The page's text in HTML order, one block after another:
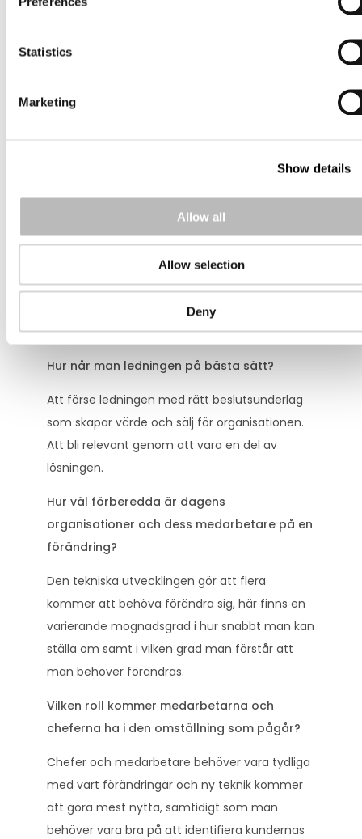
Statistics
Marketing
Show details
Allow all
Allow selection
Deny
hänga ihop.Att få hela organisationen att
använda sig av datadrivna beslut.
Oftast hjälper vi till med att grundstrukturerna
på plats, att få en helhet i kundservicen som
omfattar även övrig organisation och ledning,
vi förbättrar processerna som hjälper
kunderna, höjer kundnöjdheten eller hjälper
kundtjänstchefen att bättre förstå kundernas
behov.
Hur når man ledningen på bästa sätt?
Att förse ledningen med rätt beslutsunderlag
som skapar värde och sälj för organisationen.
Att bli relevant genom att vara en del av
lösningen.
Hur väl förberedda är dagens
organisationer och dess medarbetare på en
förändring?
Den tekniska utvecklingen gör att flera
kommer att behöva förändra sig, här finns en
varierande mognadsgrad i hur snabbt man kan
ställa om samt i vilken grad man förstår att
man behöver förändras.
Vilken roll kommer medarbetarna och
cheferna ha i den omställning som pågår?
Chefer och medarbetare behöver vara tydliga
med vart förändringar och ny teknik kommer
att göra mest nytta, samtidigt som man
behöver vara bra på att identifiera kundernas